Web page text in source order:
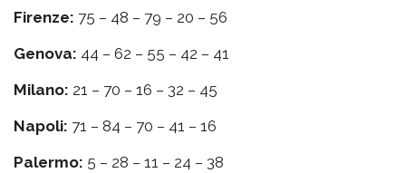
Firenze: 75 – 48 – 79 – 20 – 56
Genova: 44 – 62 – 55 – 42 – 41
Milano: 21 – 70 – 16 – 32 – 45
Napoli: 71 – 84 – 70 – 41 – 16
Palermo: 5 – 28 – 11 – 24 – 38